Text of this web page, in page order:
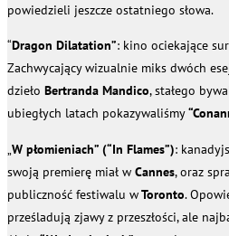
powiedzieli jeszcze ostatniego słowa.
“Dragon Dilatation”: kino ociekające
Zachwycający wizualnie miks dwóch
dzieło Bertranda Mandico, stałego
ubiegłych latach pokazywaliśmy
W płomieniach” (“In Flames”):
swoją premierę miał w Cannes, oraz
publiczność festiwalu wToronto.
prześladują zjawy z przeszłości, ale